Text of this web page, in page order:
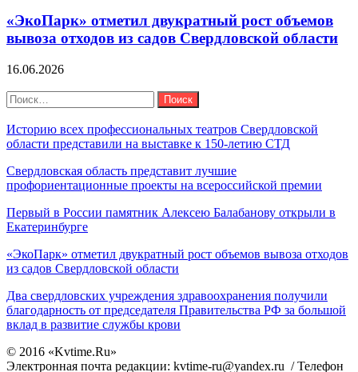
«ЭкоПарк» отметил двукратный рост объемов
вывоза отходов из садов Свердловской области
16.06.2026
Найти:
Историю всех профессиональных театров Свердловской
области представили на выставке к 150-летию СТД
Свердловская область представит лучшие
профориентационные проекты на всероссийской премии
Первый в России памятник Алексею Балабанову открыли в
Екатеринбурге
«ЭкоПарк» отметил двукратный рост объемов вывоза отходов
из садов Свердловской области
Два свердловских учреждения здравоохранения получили
благодарность от председателя Правительства РФ за большой
вклад в развитие службы крови
© 2016 «Kvtime.Ru»
Электронная почта редакции: kvtime-ru@yandex.ru / Телефон